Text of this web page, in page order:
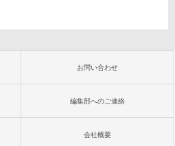
お問い合わせ
編集部へのご連絡
会社概要